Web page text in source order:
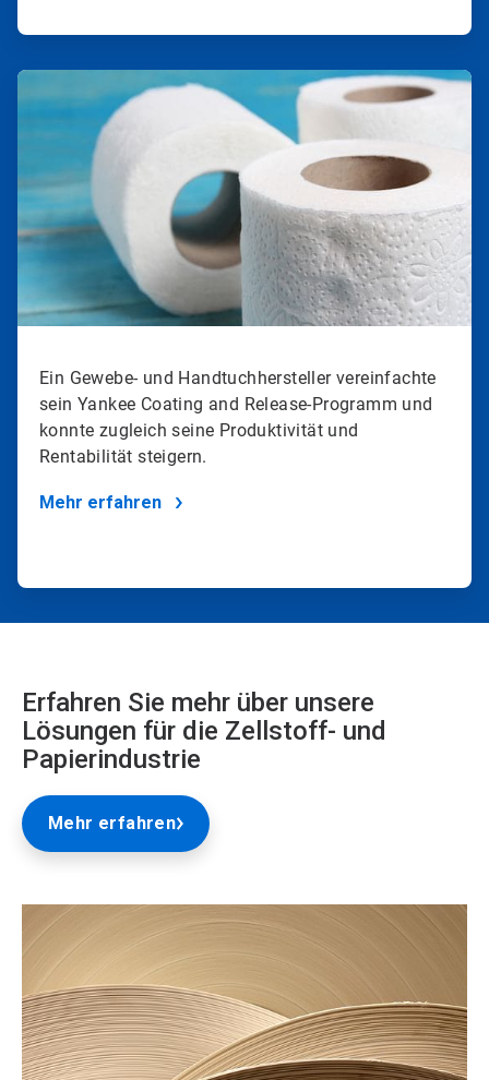
ArticleTile
2
Ein Gewebe- und Handtuchhersteller vereinfachte
sein Yankee Coating and Release-Programm und
konnte zugleich seine Produktivität und
Rentabilität steigern.
Mehr erfahren
Erfahren Sie mehr über unsere
Lösungen für die Zellstoff- und
Papierindustrie
Mehr erfahren